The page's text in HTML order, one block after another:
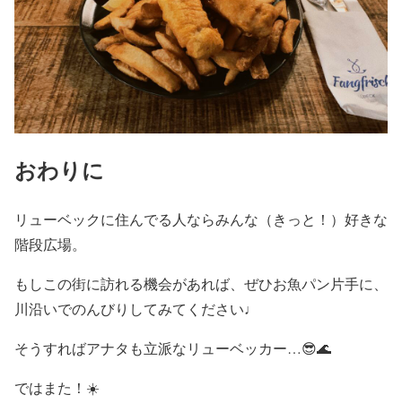
おわりに
リューベックに住んでる人ならみんな（きっと！）好きな
階段広場。
もしこの街に訪れる機会があれば、ぜひお魚パン片手に、
川沿いでのんびりしてみてください♩
そうすればアナタも立派なリューベッカー…😎🌊
ではまた！☀️